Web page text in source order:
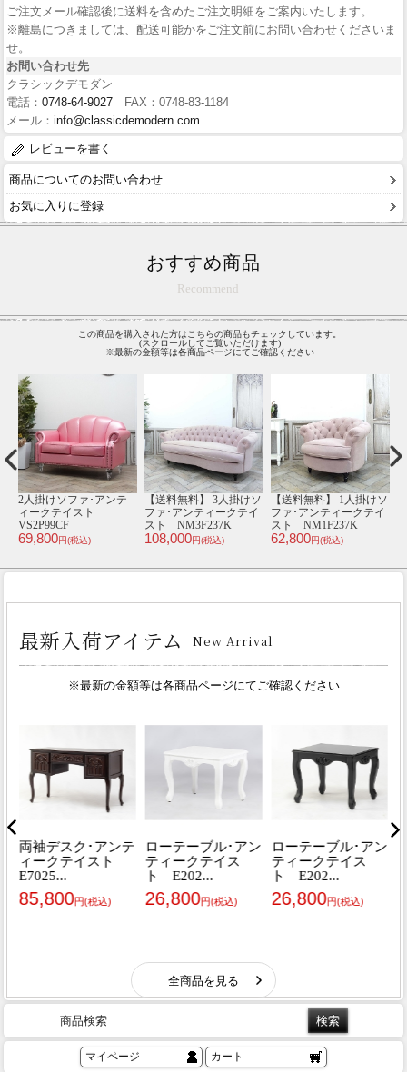
ご注文メール確認後に送料を含めたご注文明細をご案内いたします。
※離島につきましては、配送可能かをご注文前にお問い合わせくださいま
せ。
お問い合わせ先
クラシックデモダン
電話： 0748-64-9027 FAX：0748-83-1184
メール： info@classicdemodern.com
レビューを書く
商品についてのお問い合わせ
お気に入りに登録
おすすめ商品
Recommend
この商品を購入された方はこちらの商品もチェックしています。
(スクロールしてご覧いただけます)
※最新の金額等は各商品ページにてご確認ください
【送料無料】 1人掛けソ
ファ･アンティークテイ
スト NM1F237W
62,800円(税込)
【送料無料】 1人掛けソ
ファ･アンティークテイ
スト NM1F237N
62,800円(税込)
【送料無料】 2人掛けソ
ファ･アンティークテイ
スト NM2F237N
84,800円(税込)
商品検索
マイページ カート